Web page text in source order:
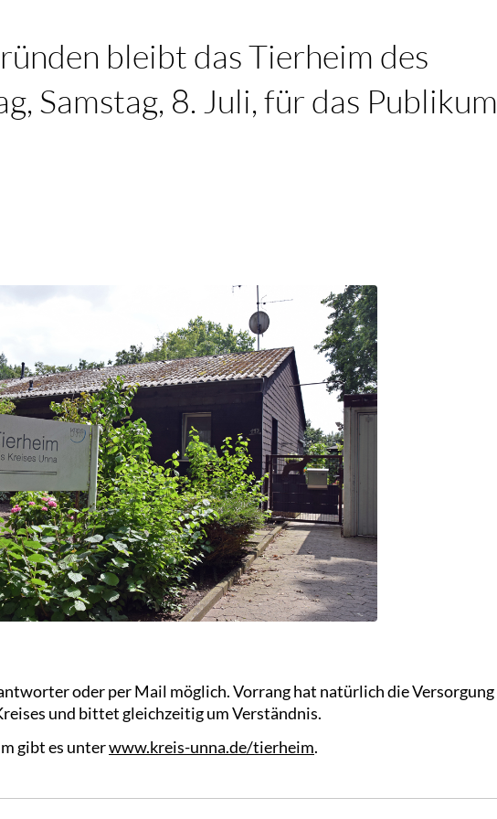
bleibt das Tierheim des
Samstag, 8. Juli, für das Publikum
oder per Mail möglich. Vorrang hat natürlich die Versorgung
und bittet gleichzeitig um Verständnis.
gibt es unterwww.kreis-unna.de/tierheim.